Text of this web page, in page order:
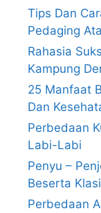
Tips Dan
Pedaging
Rahasia
Kampung
25 Manfaat
Dan
Perbedaan
Labi-Labi
Penyu –
Beserta
Perbedaan